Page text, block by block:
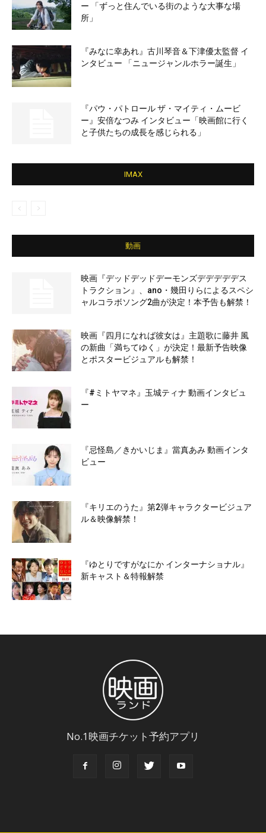
ー 「ずっと住んでいる街のような大事な場
所」
『みなに幸あれ』古川琴音＆下津優太監督 イ
ンタビュー 「ニュージャンルホラー誕生」
『パウ・パトロール ザ・マイティ・ムービ
ー』安倍なつみ インタビュー「映画館に行く
と子供たちの成長を感じられる」
IMAX
動画
映画『デッドデッドデーモンズデデデデデス
トラクション』、ano・幾田りらによるスペシ
ャルコラボソング2曲が決定！本予告も解禁！
映画『四月になれば彼女は』主題歌に藤井 風
の新曲「満ちてゆく」が決定！最新予告映像
とポスタービジュアルも解禁！
『#ミトヤマネ』玉城ティナ 動画インタビュ
ー
『忌怪島／きかいじま』當真あみ 動画インタ
ビュー
『キリエのうた』第2弾キャラクタービジュア
ル＆映像解禁！
『ゆとりですがなにか インターナショナル』
新キャスト＆特報解禁
No.1映画チケット予約アプリ